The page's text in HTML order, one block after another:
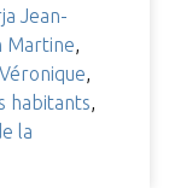
Jean-
Martine
habitants
la